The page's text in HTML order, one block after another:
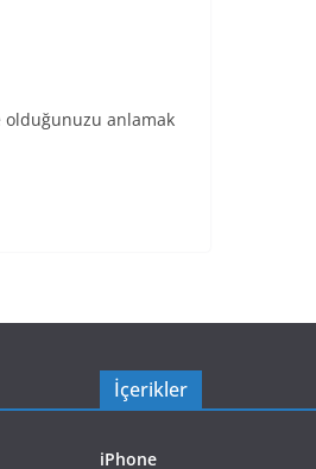
olduğunuzu anlamak
İçerikler
iPhone